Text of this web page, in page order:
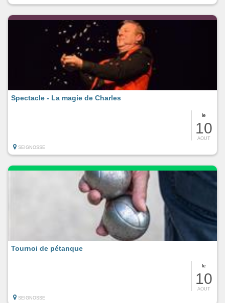
le
10
AOUT
Spectacle - La magie de Charles
SEIGNOSSE
le
10
AOUT
Tournoi de pétanque
SEIGNOSSE